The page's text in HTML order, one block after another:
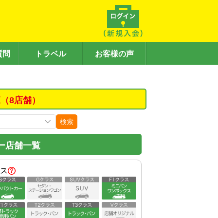
問 トラベル お客様の声
8店舗）
検索
店舗一覧